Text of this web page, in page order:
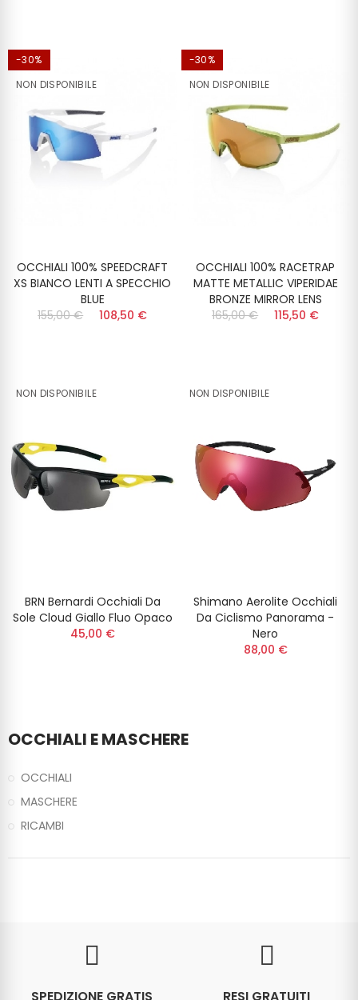
-30%
NON DISPONIBILE
OCCHIALI 100% SPEEDCRAFT
XS BIANCO LENTI A SPECCHIO
BLUE
155,00 €
108,50 €
-30%
NON DISPONIBILE
OCCHIALI 100% RACETRAP
MATTE METALLIC VIPERIDAE
BRONZE MIRROR LENS
165,00 €
115,50 €
NON DISPONIBILE
BRN Bernardi Occhiali Da
Sole Cloud Giallo Fluo Opaco
45,00 €
NON DISPONIBILE
Shimano Aerolite Occhiali
Da Ciclismo Panorama -
Nero
88,00 €
OCCHIALI E MASCHERE
OCCHIALI
MASCHERE
RICAMBI
SPEDIZIONE GRATIS RESI GRATUITI